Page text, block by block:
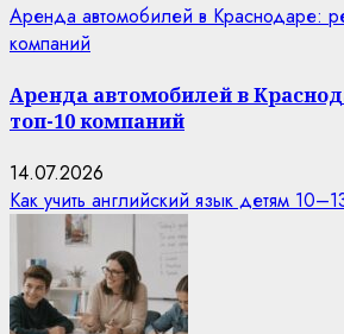
Аренда автомобилей в Краснодаре:
компаний
Аренда автомобилей в
топ-10 компаний
14.07.2026
Как учить английский язык детям